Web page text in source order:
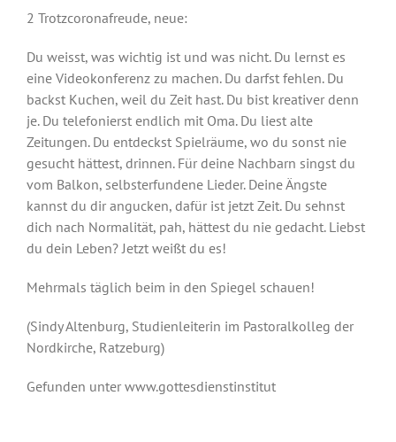
2 Trotzcoronafreude, neue:
Du weisst, was wichtig ist und was nicht. Du lernst es
eine Videokonferenz zu machen. Du darfst fehlen. Du
backst Kuchen, weil du Zeit hast. Du bist kreativer denn
je. Du telefonierst endlich mit Oma. Du liest alte
Zeitungen. Du entdeckst Spielräume, wo du sonst nie
gesucht hättest, drinnen. Für deine Nachbarn singst du
vom Balkon, selbsterfundene Lieder. Deine Ängste
kannst du dir angucken, dafür ist jetzt Zeit. Du sehnst
dich nach Normalität, pah, hättest du nie gedacht. Liebst
du dein Leben? Jetzt weißt du es!
Mehrmals täglich beim in den Spiegel schauen!
(SindyAltenburg, Studienleiterin im Pastoralkolleg der
Nordkirche, Ratzeburg)
Gefunden unter www.gottesdienstinstitut